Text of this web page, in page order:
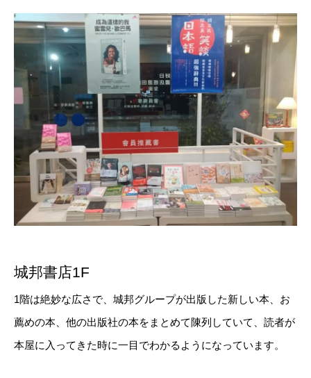
城邦書店1F
1階は絶妙な広さで、城邦グループが出版した新しい本、お
薦めの本、他の出版社の本をまとめて陳列していて、読者が
本屋に入ってきた時に一目でわかるようになっています。